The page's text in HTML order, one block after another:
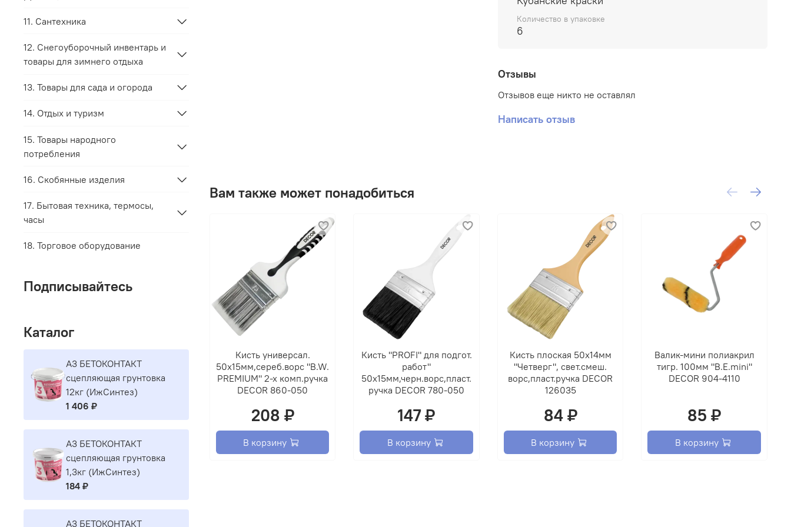
гладкое покрытие, устойчи- вое к действию воды и
раствора моющего средства.
Количество в упаковке
6
Отзывы
Отзывов еще никто не оставлял
Написать отзыв
Вам также может понадобиться
Кисть универсал.
50х15мм,сереб.ворс "B.W.
PREMIUM" 2-х комп.ручка
DECOR 860-050
208 ₽
В корзину
Кисть "PROFI" для подгот.
работ"
50х15мм,черн.ворс,пласт.
ручка DECOR 780-050
147 ₽
В корзину
Кисть плоская 50х14мм
"Четверг", свет.смеш.
ворс,пласт.ручка DECOR
126035
84 ₽
В корзину
Валик-мини полиакрил
тигр. 100мм "B.E.mini"
DECOR 904-4110
85 ₽
В корзину
11. Сантехника
12. Снегоуборочный инвентарь и
товары для зимнего отдыха
13. Товары для сада и огорода
14. Отдых и туризм
15. Товары народного
потребления
16. Скобянные изделия
17. Бытовая техника, термосы,
часы
18. Торговое оборудование
Подписывайтесь
Каталог
A3 БЕТОКОНТАКТ
сцепляющая грунтовка
12кг (ИжСинтез)
1 406 ₽
A3 БЕТОКОНТАКТ
сцепляющая грунтовка
1,3кг (ИжСинтез)
184 ₽
A3 БЕТОКОНТАКТ